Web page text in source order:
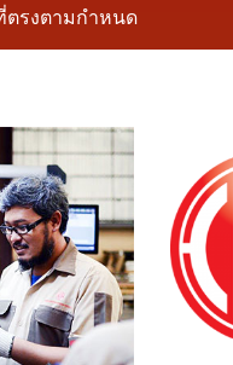
ตรงตามกำหนด